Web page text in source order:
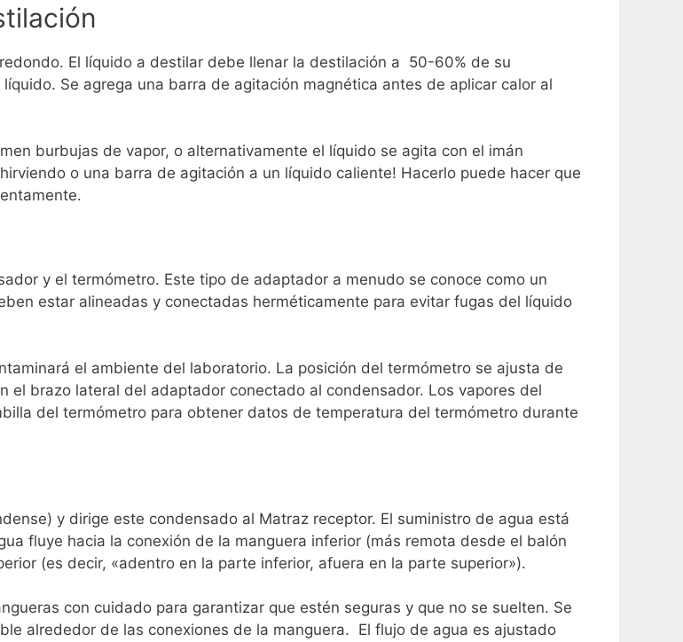
El líquido a destilar debe llenar la destilación a 50-60% de su
Se agrega una barra de agitación magnética antes de aplicar calor al
burbujas de vapor, o alternativamente el líquido se agita con el imán
o una barra de agitación a un líquido caliente! Hacerlo puede hacer que
y el termómetro. Este tipo de adaptador a menudo se conoce como un
estar alineadas y conectadas herméticamente para evitar fugas del líquido
el ambiente del laboratorio. La posición del termómetro se ajusta de
el brazo lateral del adaptador conectado al condensador. Los vapores del
del termómetro para obtener datos de temperatura del termómetro durante
y dirige este condensado al Matraz receptor. El suministro de agua está
fluye hacia la conexión de la manguera inferior (más remota desde el balón
(es decir, «adentro en la parte inferior, afuera en la parte superior»).
con cuidado para garantizar que estén seguras y que no se suelten. Se
alrededor de las conexiones de la manguera. El flujo de agua es ajustado